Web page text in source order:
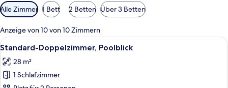
Verfügbare
Filter
für
Zimmer
Alle Zimmer 1 Bett 2 Betten Über 3 Betten
Anzeige von 10 von 10 Zimmern
Alle
Fotos
für
Standard-
Ein Hotelzimmer mit einem Bett,
5
Standard-Doppelzimmer, Poolblick
28 m²
1 Schlafzimmer